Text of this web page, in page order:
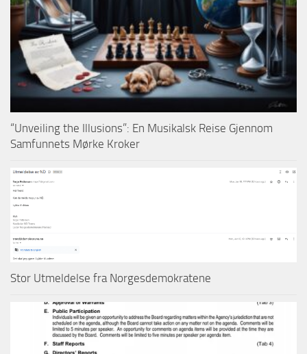
“Unveiling the Illusions”: En Musikalsk Reise Gjennom
Samfunnets Mørke Kroker
Stor Utmeldelse fra Norgesdemokratene